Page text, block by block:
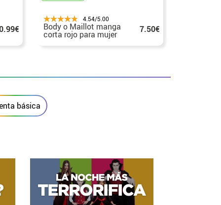
4.54/5.00
Body o Maillot manga
corta rojo para mujer 7.50€
básica